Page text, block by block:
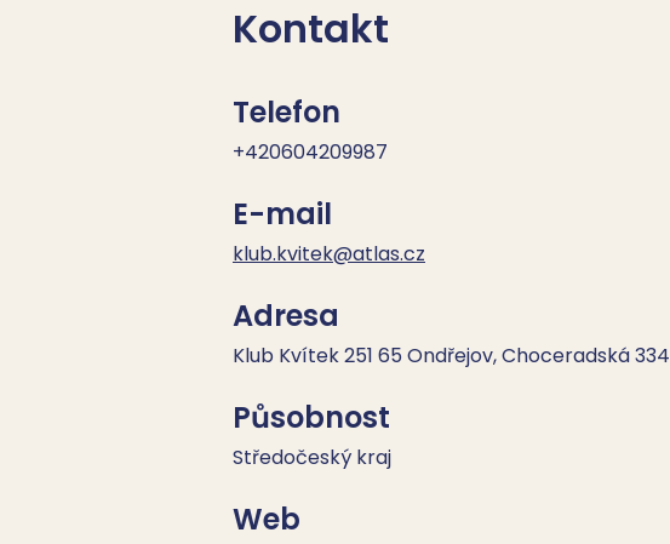
Kontakt
Telefon
+420604209987
E-mail
klub.kvitek@atlas.cz
Adresa
Klub Kvítek 251 65 Ondřejov, Choceradská 334
Působnost
Středočeský kraj
Web